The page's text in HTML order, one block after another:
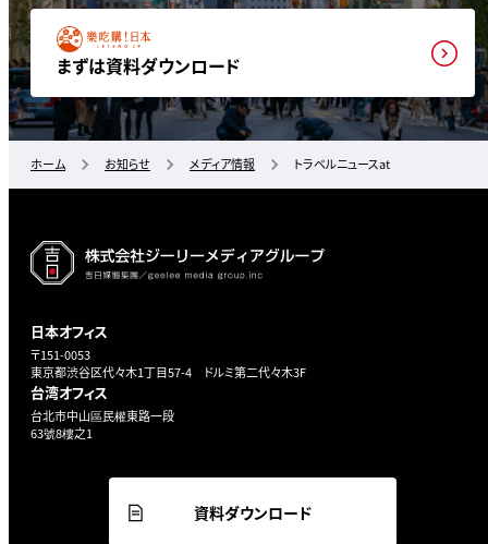
まずは資料ダウンロード
ホーム お知らせ メディア情報 トラベルニュースat
日本オフィス
〒151-0053
東京都渋谷区代々木1丁目57-4 ドルミ第二代々木3F
台湾オフィス
台北市中山區民權東路一段
63號8樓之1
資料ダウンロード